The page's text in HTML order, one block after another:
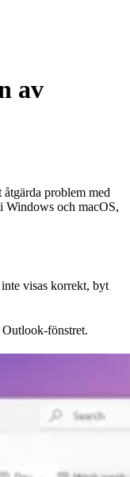
av
problem med
Windows och macOS,
visas korrekt, byt
fönstret.